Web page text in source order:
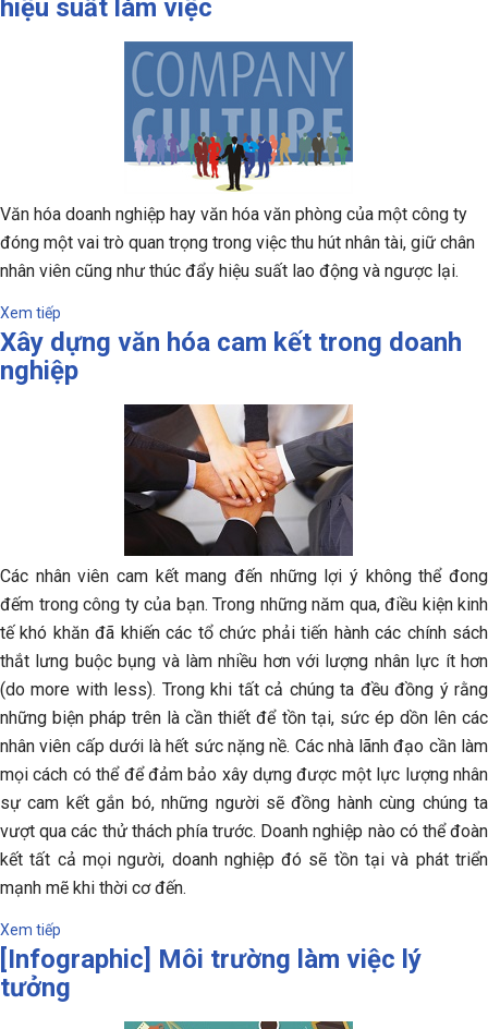
hiệu suất làm việc
Văn hóa doanh nghiệp hay văn hóa văn phòng của một công ty
đóng một vai trò quan trọng trong việc thu hút nhân tài, giữ chân
nhân viên cũng như thúc đẩy hiệu suất lao động và ngược lại.
Xem tiếp
Xây dựng văn hóa cam kết trong doanh
nghiệp
Các nhân viên cam kết mang đến những lợi ý không thể đong
đếm trong công ty của bạn. Trong những năm qua, điều kiện kinh
tế khó khăn đã khiến các tổ chức phải tiến hành các chính sách
thắt lưng buộc bụng và làm nhiều hơn với lượng nhân lực ít hơn
(do more with less). Trong khi tất cả chúng ta đều đồng ý rằng
những biện pháp trên là cần thiết để tồn tại, sức ép dồn lên các
nhân viên cấp dưới là hết sức nặng nề. Các nhà lãnh đạo cần làm
mọi cách có thể để đảm bảo xây dựng được một lực lượng nhân
sự cam kết gắn bó, những người sẽ đồng hành cùng chúng ta
vượt qua các thử thách phía trước. Doanh nghiệp nào có thể đoàn
kết tất cả mọi người, doanh nghiệp đó sẽ tồn tại và phát triển
mạnh mẽ khi thời cơ đến.
Xem tiếp
[Infographic] Môi trường làm việc lý
tưởng